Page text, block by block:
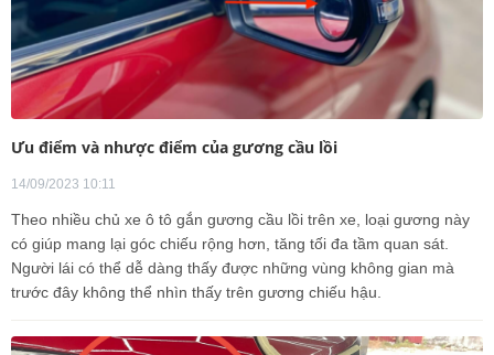
Ưu điểm và nhược điểm của gương cầu lồi
14/09/2023 10:11
Theo nhiều chủ xe ô tô gắn gương cầu lồi trên xe, loại gương này
có giúp mang lại góc chiếu rộng hơn, tăng tối đa tầm quan sát.
Người lái có thể dễ dàng thấy được những vùng không gian mà
trước đây không thể nhìn thấy trên gương chiếu hậu.